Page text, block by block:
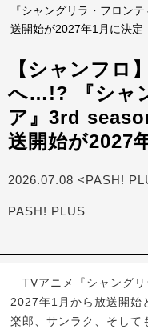
『シャングリラ・フロン
送開始が2027年1月に決定
【シャンフロ
へ…!? 『シャ
ア』3rd
送開始が2027
2026.07.08 <PASH!
PASH! PLUS
TVアニメ『シャングリ
2027年1月から放送開始
楽郎、サンラク、そして